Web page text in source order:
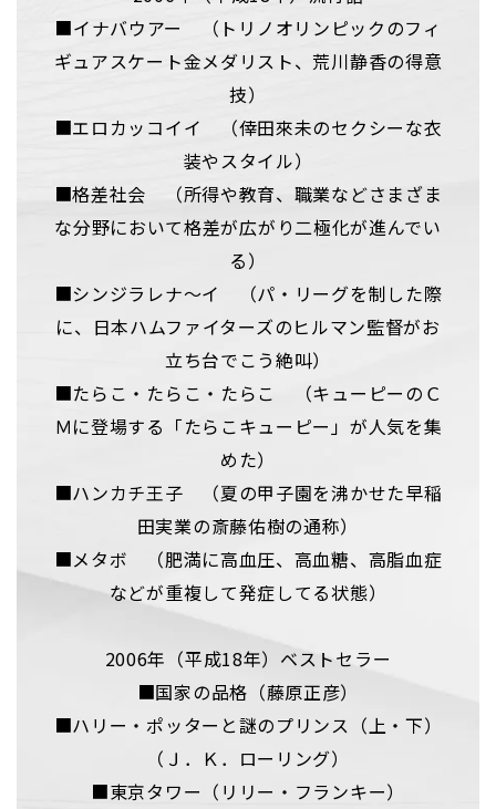
■イナバウアー （トリノオリンピックのフィ
ギュアスケート金メダリスト、荒川静香の得意
技）
■エロカッコイイ （倖田來未のセクシーな衣
装やスタイル）
■格差社会 （所得や教育、職業などさまざま
な分野において格差が広がり二極化が進んでい
る）
■シンジラレナ～イ （パ・リーグを制した際
に、日本ハムファイターズのヒルマン監督がお
立ち台でこう絶叫）
■たらこ・たらこ・たらこ （キューピーのＣ
Ｍに登場する「たらこキューピー」が人気を集
めた）
■ハンカチ王子 （夏の甲子園を沸かせた早稲
田実業の斎藤佑樹の通称）
■メタボ （肥満に高血圧、高血糖、高脂血症
などが重複して発症してる状態）
2006年（平成18年）ベストセラー
■国家の品格（藤原正彦）
■ハリー・ポッターと謎のプリンス（上・下）
（Ｊ．Ｋ．ローリング）
■東京タワー（リリー・フランキー）